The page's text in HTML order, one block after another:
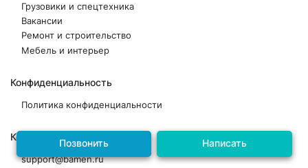
Позвонить Написать
Грузовики и спецтехника
Вакансии
Ремонт и строительство
Мебель и интерьер
Конфиденциальность
Политика конфиденциальности
Контакты
support@bamen.ru